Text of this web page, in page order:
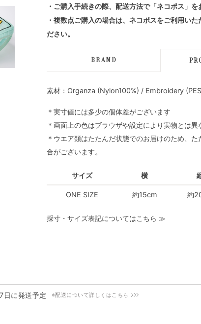
・ご購入手続きの際、配送方法で「ネコポス」を
・複数点ご購入の場合は、ネコポスをご利用い
ださい。
BRAND
素材：Organza (Nylon100%) / Embroidery
＊実寸値には多少の個体差がございます
＊画面上の色はブラウザや設定により実物とは異
＊ウエア類はたたんだ状態でのお届けのため、
合がございます。
サイズ 横
ONE SIZE 約15cm 約
採寸・サイズ表記についてはこちら ≫
日に発送予定 ※配送について詳しくはこちら